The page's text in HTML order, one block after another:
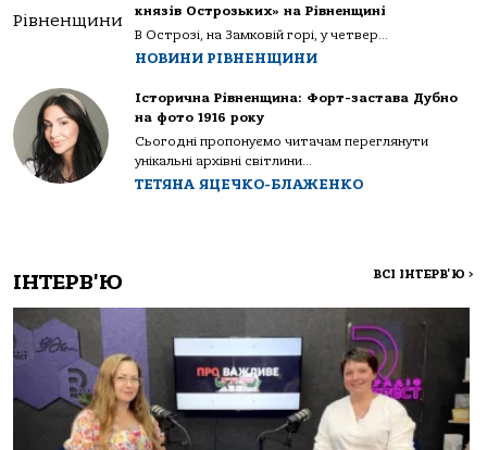
князів Острозьких» на Рівненщині
В Острозі, на Замковій горі, у четвер...
НОВИНИ РІВНЕНЩИНИ
Історична Рівненщина: Форт-застава Дубно
на фото 1916 року
Сьогодні пропонуємо читачам переглянути
унікальні архівні світлини...
ТЕТЯНА ЯЦЕЧКО-БЛАЖЕНКО
ІНТЕРВ'Ю ВСІ ІНТЕРВ'Ю >